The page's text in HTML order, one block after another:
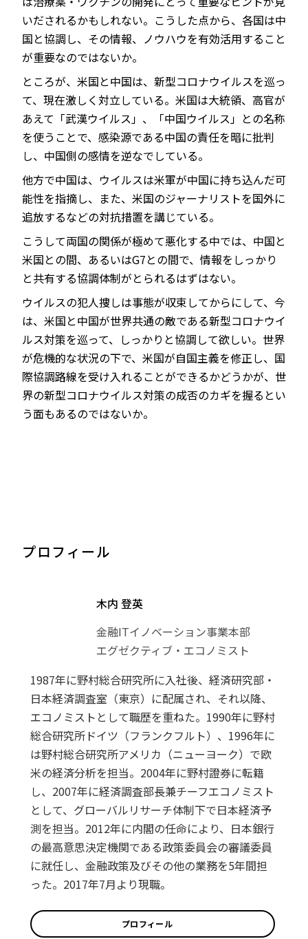
いだされるかもしれない。こうした点から、各国は中
国と協調し、その情報、ノウハウを有効活用すること
が重要なのではないか。
ところが、米国と中国は、新型コロナウイルスを巡っ
て、現在激しく対立している。米国は大統領、高官が
あえて「武漢ウイルス」、「中国ウイルス」との名称
を使うことで、感染源である中国の責任を暗に批判
し、中国側の感情を逆なでしている。
他方で中国は、ウイルスは米軍が中国に持ち込んだ可
能性を指摘し、また、米国のジャーナリストを国外に
追放するなどの対抗措置を講じている。
こうして両国の関係が極めて悪化する中では、中国と
米国との間、あるいはG7との間で、情報をしっかり
と共有する協調体制がとられるはずはない。
ウイルスの犯人捜しは事態が収束してからにして、今
は、米国と中国が世界共通の敵である新型コロナウイ
ルス対策を巡って、しっかりと協調して欲しい。世界
が危機的な状況の下で、米国が自国主義を修正し、国
際協調路線を受け入れることができるかどうかが、世
界の新型コロナウイルス対策の成否のカギを握るとい
う面もあるのではないか。
プロフィール
木内 登英
金融ITイノベーション事業本部
エグゼクティブ・エコノミスト
1987年に野村総合研究所に入社後、経済研究部・
日本経済調査室（東京）に配属され、それ以降、
エコノミストとして職歴を重ねた。1990年に野村
総合研究所ドイツ（フランクフルト）、1996年に
は野村総合研究所アメリカ（ニューヨーク）で欧
米の経済分析を担当。2004年に野村證券に転籍
し、2007年に経済調査部長兼チーフエコノミスト
として、グローバルリサーチ体制下で日本経済予
測を担当。2012年に内閣の任命により、日本銀行
の最高意思決定機関である政策委員会の審議委員
に就任し、金融政策及びその他の業務を5年間担
った。2017年7月より現職。
プロフィール